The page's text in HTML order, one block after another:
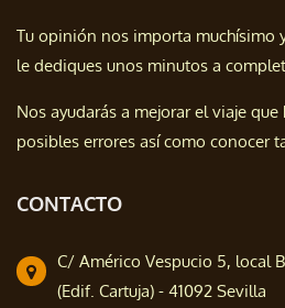
Tu opinión nos importa muchísimo
le dediques unos minutos a
Nos ayudarás a mejorar el viaje
posibles errores así como conocer
CONTACTO
C/ Américo Vespucio 5, local
(Edif. Cartuja) - 41092 Sevilla